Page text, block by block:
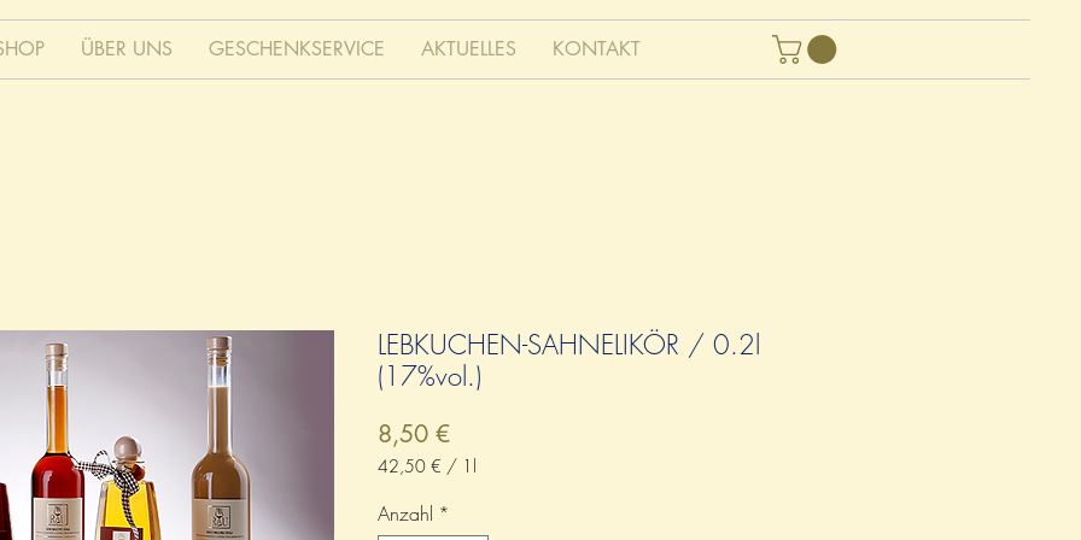
ÜBER UNS GESCHENKSERVICE AKTUELLES KONTAKT
LEBKUCHEN-SAHNELIKÖR / 0.2l
(17%vol.)
8,50 €Preis
42,50 € / 1l
pro
1
Anzahl *